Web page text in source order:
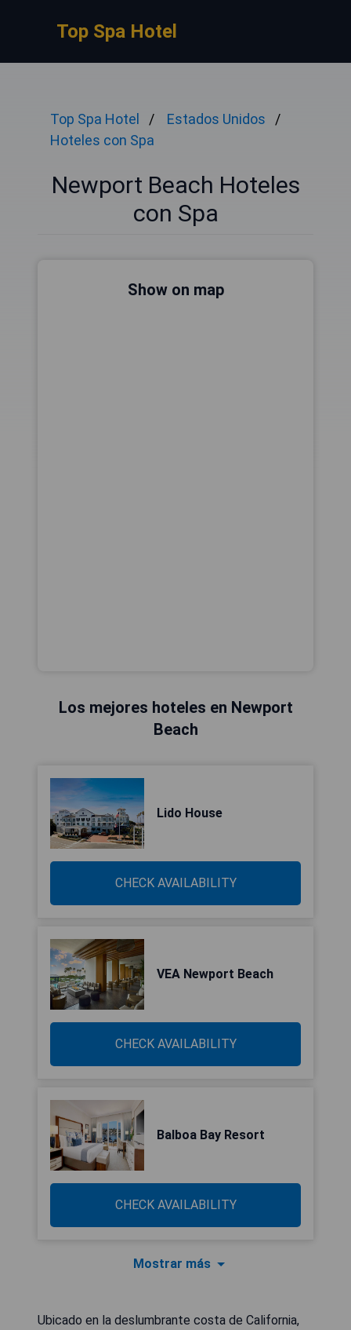
Top Spa Hotel
Top Spa Hotel
Estados Unidos
Hoteles con Spa
Newport Beach Hoteles
con Spa
Show on map
Los mejores hoteles en Newport
Beach
Lido House
CHECK AVAILABILITY
VEA Newport Beach
CHECK AVAILABILITY
Balboa Bay Resort
CHECK AVAILABILITY
Mostrar más
Ubicado en la deslumbrante costa de California,